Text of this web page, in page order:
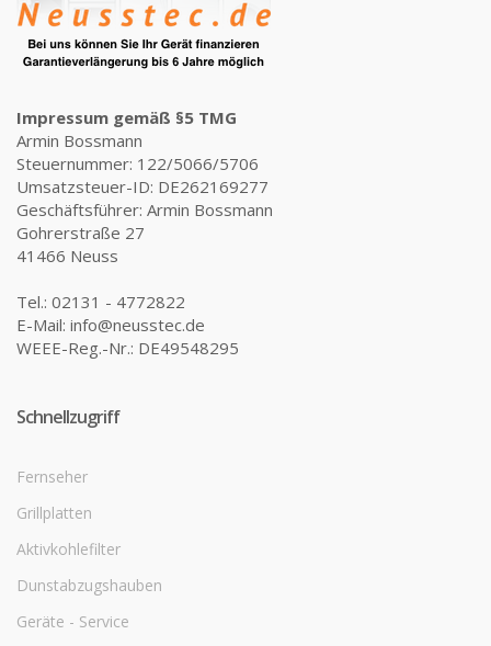
Impressum gemäß §5 TMG
Armin Bossmann
Steuernummer: 122/5066/5706
Umsatzsteuer-ID: DE262169277
Geschäftsführer: Armin Bossmann
Gohrerstraße 27
41466 Neuss
Tel.: 02131 - 4772822
E-Mail: info@neusstec.de
WEEE-Reg.-Nr.: DE49548295
Schnellzugriff
Fernseher
Grillplatten
Aktivkohlefilter
Dunstabzugshauben
Geräte - Service